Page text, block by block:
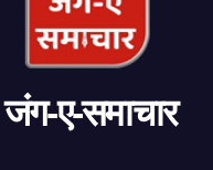
जंग-ए-समाचार